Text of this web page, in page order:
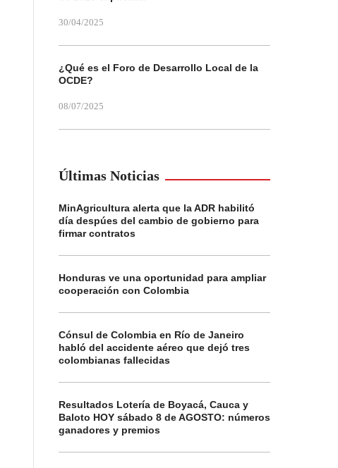
30/04/2025
¿Qué es el Foro de Desarrollo Local de la
OCDE?
08/07/2025
Últimas Noticias
MinAgricultura alerta que la ADR habilitó
día despúes del cambio de gobierno para
firmar contratos
Honduras ve una oportunidad para ampliar
cooperación con Colombia
Cónsul de Colombia en Río de Janeiro
habló del accidente aéreo que dejó tres
colombianas fallecidas
Resultados Lotería de Boyacá, Cauca y
Baloto HOY sábado 8 de AGOSTO: números
ganadores y premios